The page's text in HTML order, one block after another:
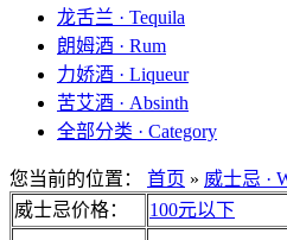
龙舌兰 · Tequila
朗姆酒 · Rum
力娇酒 · Liqueur
苦艾酒 · Absinth
全部分类 · Category
您当前的位置： 首页 » 威士忌 ·
威士忌价格：
100元以下